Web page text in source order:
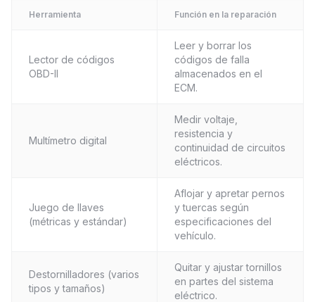
Herramienta Función en la reparación
Lector de códigos
OBD-II
Leer y borrar los
códigos de falla
almacenados en el
ECM.
Multímetro digital
Medir voltaje,
resistencia y
continuidad de circuitos
eléctricos.
Juego de llaves
(métricas y estándar)
Aflojar y apretar pernos
y tuercas según
especificaciones del
vehículo.
Destornilladores (varios
tipos y tamaños)
Quitar y ajustar tornillos
en partes del sistema
eléctrico.